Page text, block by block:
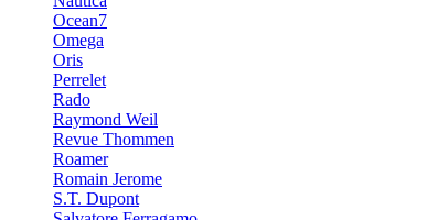
Ocean7
Omega
Oris
Perrelet
Rado
Raymond Weil
Revue Thommen
Roamer
Romain Jerome
S.T. Dupont